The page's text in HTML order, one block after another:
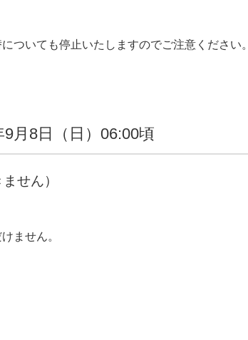
ついても停止いたしますのでご注意ください。
9月8日（日）06:00頃
せん）
ません。